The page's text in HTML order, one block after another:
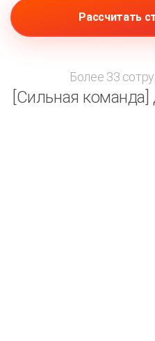
Рассчитать
Более 33
[Сильная